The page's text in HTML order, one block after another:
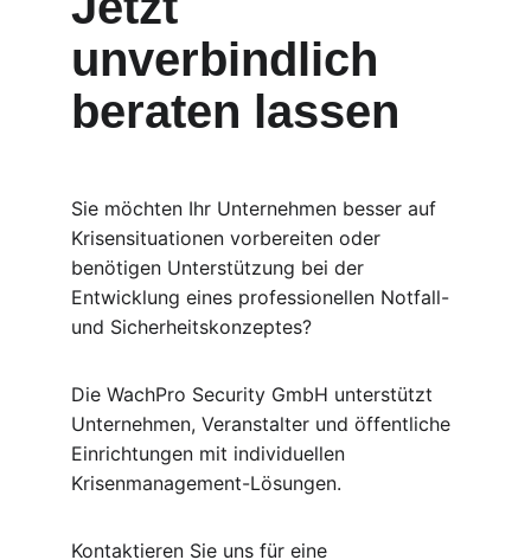
unverbindlich
beraten lassen
Sie möchten Ihr Unternehmen besser auf
Krisensituationen vorbereiten oder
benötigen Unterstützung bei der
Entwicklung eines professionellen Notfall-
und Sicherheitskonzeptes?
Die WachPro Security GmbH unterstützt
Unternehmen, Veranstalter und öffentliche
Einrichtungen mit individuellen
Krisenmanagement-Lösungen.
Kontaktieren Sie uns für eine